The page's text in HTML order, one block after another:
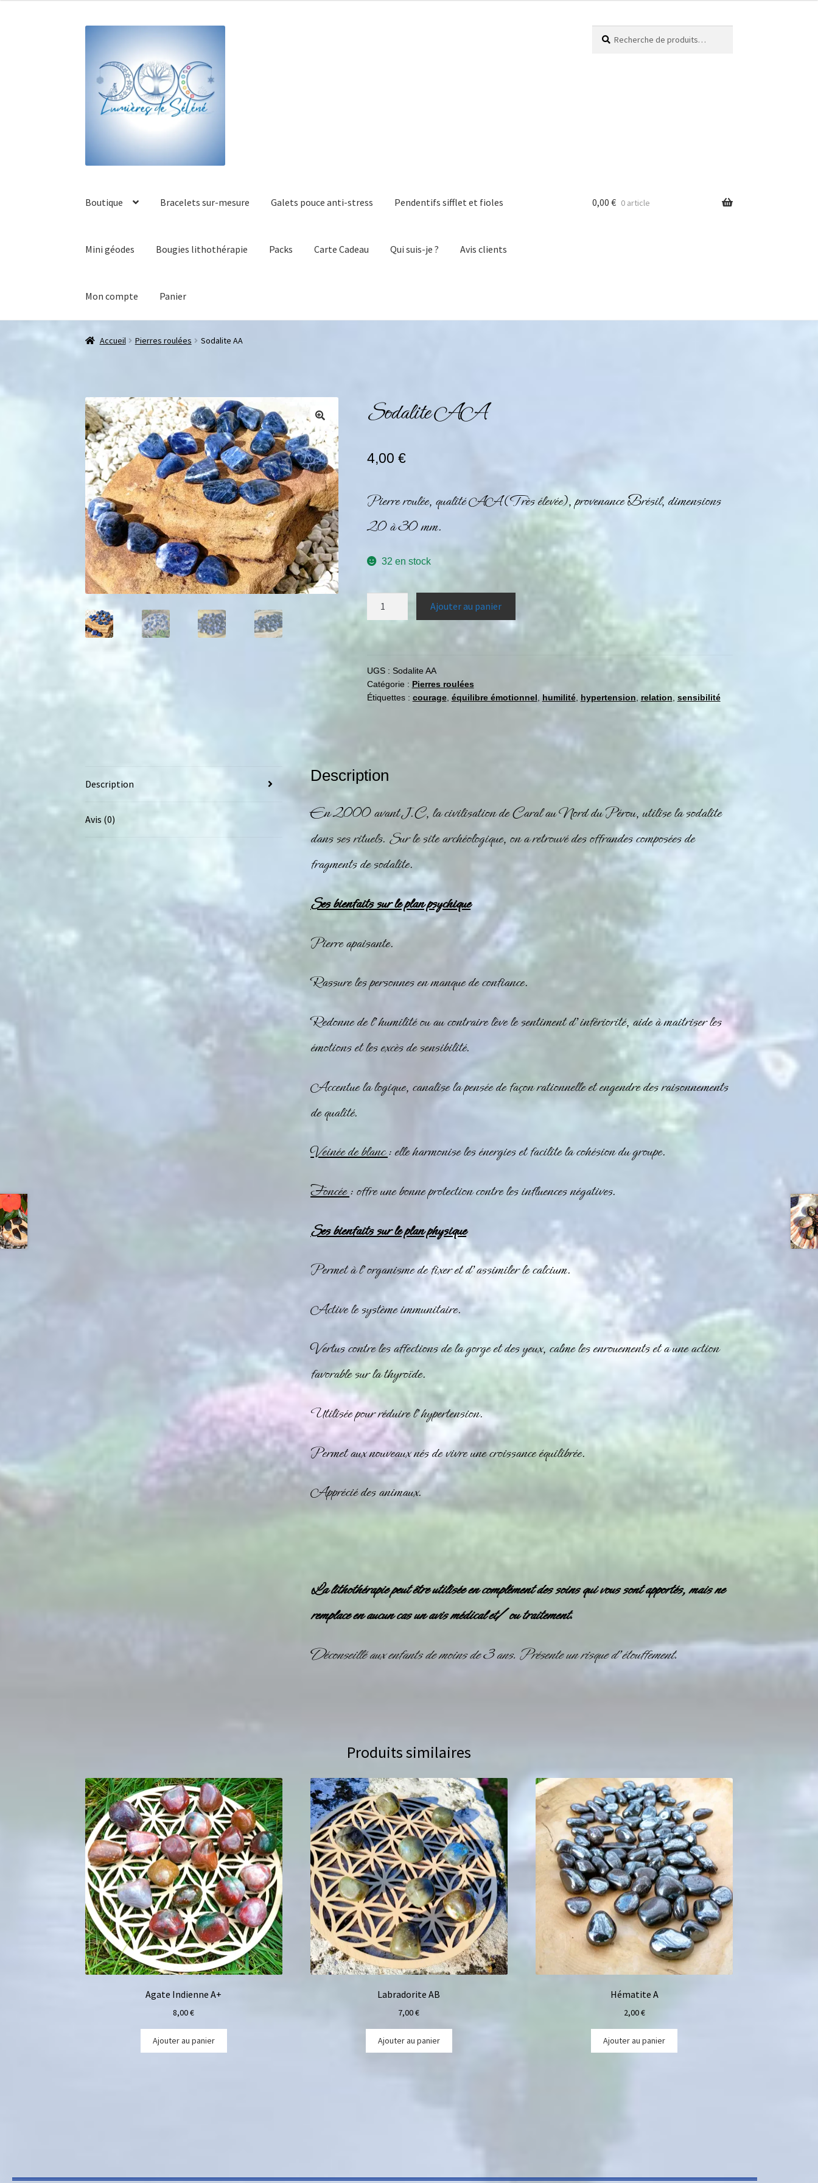
Boutique Bracelets sur-mesure Galets pouce anti-stress Pendentifs sifflet et fioles
Mini géodes Bougies lithothérapie Packs Carte Cadeau Qui suis-je ? Avis clients
Mon compte Panier
0,00 € 0 article
Accueil Pierres roulées Sodalite AA
Sodalite AA
4,00 €
Pierre roulée, qualité AA (Très élevée), provenance Brésil, dimensions
20 à 30 mm.
32 en stock
Ajouter au panier
UGS : Sodalite AA
Catégorie : Pierres roulées
Étiquettes : courage, équilibre émotionnel, humilité, hypertension, relation, sensibilité
Description
Avis (0)
Description
En 2000 avant J.C, la civilisation de Caral au Nord du Pérou, utilise lasodalite
dans ses rituels. Sur le site archéologique, on a retrouvé des offrandes composées de
fragments de sodalite.
Ses bienfaits sur le plan psychique
Pierre apaisante.
Rassure les personnes en manque de confiance.
Redonne de l’humilité ou au contraire lève le sentiment d’infériorité, aide à maitriser les
émotions et les excès de sensibilité.
Accentue la logique, canalise la pensée de façon rationnelle et engendre des raisonnements
de qualité.
Veinée de blanc: elle harmonise les énergies et facilite la cohésion du groupe.
Foncée: offre une bonne protection contre les influences négatives.
Ses bienfaits sur le plan physique
Permet à l’organisme de fixer et d’assimiler le calcium.
Active le système immunitaire.
Vertus contre les affections de la gorge et des yeux, calme les enrouements et a une action
favorable sur la thyroïde.
Utilisée pour réduire l’hypertension.
Permet aux nouveaux nés de vivre une croissance équilibrée.
Apprécié des animaux.
La lithothérapie peut être utilisée en complément des soins qui vous sont apportés, mais ne
remplace en aucun cas un avis médical et/ ou traitement.
Déconseillé aux enfants de moins de 3 ans. Présente un risque d’étouffement.
Produits similaires
Agate Indienne A+
8,00€
Ajouter au panier
Labradorite AB
7,00€
Ajouter au panier
Hématite A
2,00€
Ajouter au panier